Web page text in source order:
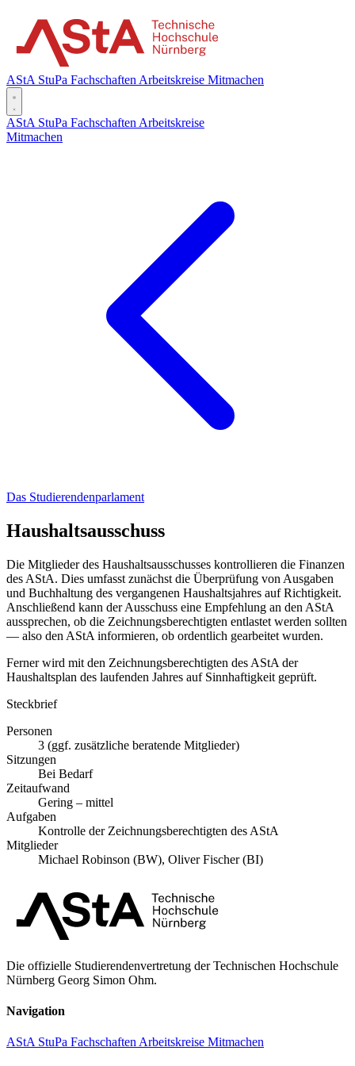
AStA StuPa Fachschaften Arbeitskreise Mitmachen
AStA StuPa Fachschaften Arbeitskreise
Mitmachen
Das Studierendenparlament
Haushaltsausschuss
Die Mitglieder des Haushaltsausschusses kontrollieren die Finanzen
des AStA. Dies umfasst zunächst die Überprüfung von Ausgaben
und Buchhaltung des vergangenen Haushaltsjahres auf Richtigkeit.
Anschließend kann der Ausschuss eine Empfehlung an den AStA
aussprechen, ob die Zeichnungsberechtigten entlastet werden sollten
— also den AStA informieren, ob ordentlich gearbeitet wurden.
Ferner wird mit den Zeichnungsberechtigten des AStA der
Haushaltsplan des laufenden Jahres auf Sinnhaftigkeit geprüft.
Steckbrief
Personen
3 (ggf. zusätzliche beratende Mitglieder)
Sitzungen
Bei Bedarf
Zeitaufwand
Gering – mittel
Aufgaben
Kontrolle der Zeichnungsberechtigten des AStA
Mitglieder
Michael Robinson (BW), Oliver Fischer (BI)
Die offizielle Studierendenvertretung der Technischen Hochschule
Nürnberg Georg Simon Ohm.
Navigation
AStA StuPa Fachschaften Arbeitskreise Mitmachen